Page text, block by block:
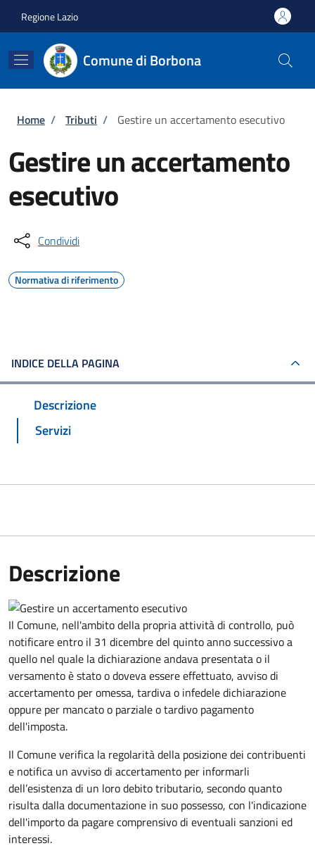
Regione Lazio
Comune di Borbona
Briciole di pane
Home / Tributi / Gestire un accertamento esecutivo
Gestire un accertamento
esecutivo
Condividi
Normativa di riferimento
INDICE DELLA PAGINA
Descrizione
Servizi
Descrizione
Il Comune, nell'ambito della propria attività di controllo, può
notificare entro il 31 dicembre del quinto annosuccessivo a
quello nel quale la dichiarazione andava presentata o il
versamento è stato o doveva essere effettuato, avviso di
accertamento per omessa, tardiva o infedele dichiarazione
oppure per mancato o parziale o tardivo pagamento
dell'imposta.
Il Comune verifica la regolarità della posizione dei contribuenti
e notifica un avviso di accertamento per informarli
dell’esistenza di un loro debito tributario, secondo quanto
risulta dalla documentazione in suo possesso, con l'indicazione
dell'importo da pagare comprensivo di eventuali sanzioni ed
interessi.